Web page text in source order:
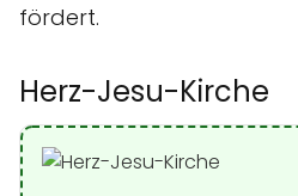
fördert.
Herz-Jesu-Kirche